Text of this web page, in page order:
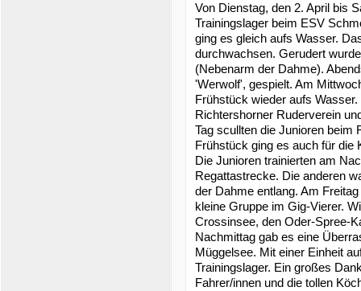
Von Dienstag, den 2. April bis
Trainingslager beim ESV
ging es gleich aufs Wasser.
durchwachsen. Gerudert
(Nebenarm der Dahme).
'Werwolf', gespielt. Am
Frühstück wieder aufs
Richtershorner Ruderverein
Tag scullten die Junioren beim
Frühstück ging es auch für die
Die Junioren trainierten am
Regattastrecke. Die anderen
der Dahme entlang. Am
kleine Gruppe im Gig-Vierer.
Crossinsee, den Oder-Spree-
Nachmittag gab es eine
Müggelsee. Mit einer Einheit
Trainingslager. Ein großes
Fahrer/innen und die tollen